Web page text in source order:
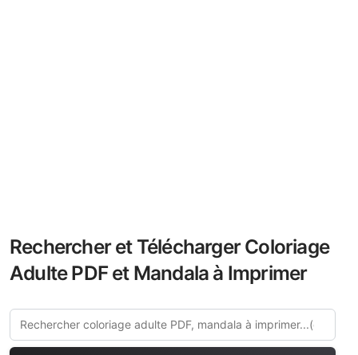
Rechercher et Télécharger Coloriage
Adulte PDF et Mandala à Imprimer